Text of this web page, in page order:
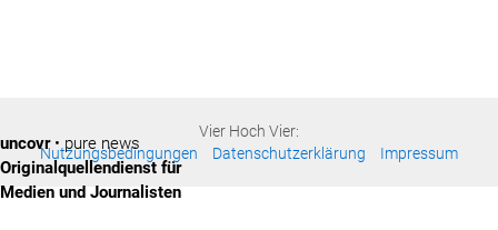
Vier Hoch Vier:
Nutzungsbedingungen
Datenschutzerklärung Impressum
uncovr• pure news
Originalquellendienst für
Medien und Journalisten